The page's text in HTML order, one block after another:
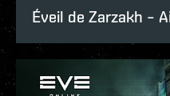
Éveil de Zarzakh –